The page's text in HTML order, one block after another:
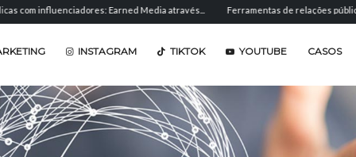
Earned Media através... Ferramentas de relações públicas:
INSTAGRAM TIKTOK YOUTUBE CASOS